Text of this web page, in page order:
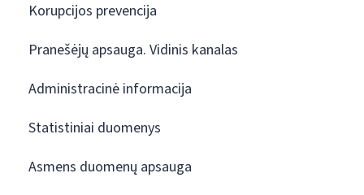
Korupcijos prevencija
Pranešėjų apsauga. Vidinis kanalas
Administracinė informacija
Statistiniai duomenys
Asmens duomenų apsauga